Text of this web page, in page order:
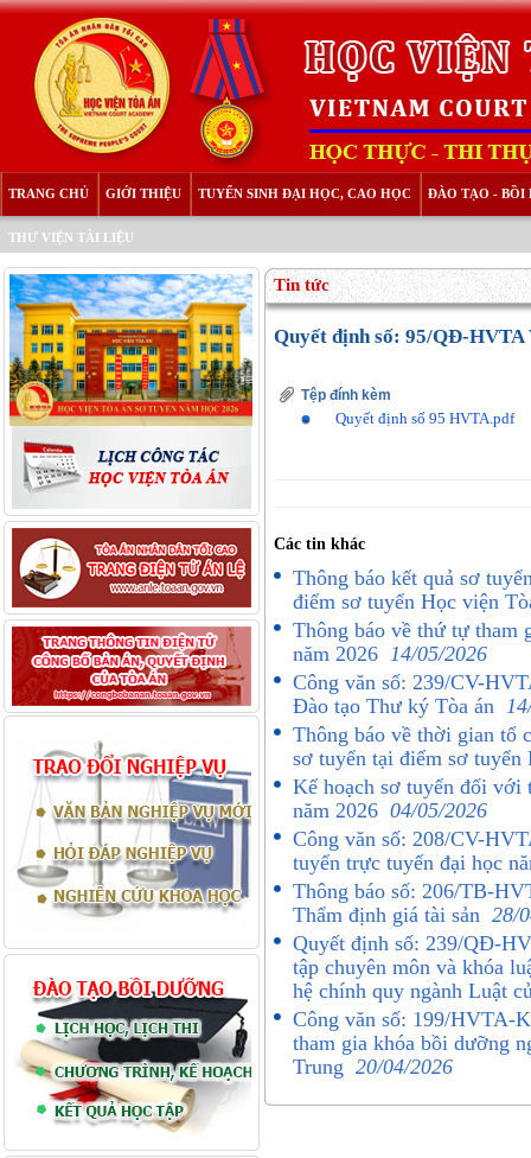
TRANG CHỦ GIỚI THIỆU TUYỂN SINH ĐẠI HỌC, CAO HỌC ĐÀO TẠO - BỒI
THƯ VIỆN TÀI LIỆU
Tin tức
Quyết định số: 95/QĐ-
Tệp đính kèm
Quyết định số 95 HVTA.pdf
Các tin khác
Thông báo kết quả sơ
điểm sơ tuyển Học viện
Thông báo về thứ tự tham
năm 2026 14/05/2026
Công văn số: 239/CV-
Đào tạo Thư ký Tòa án
Thông báo về thời gian tổ
sơ tuyển tại điểm sơ
Kế hoạch sơ tuyển đối với
năm 2026 04/05/2026
Công văn số: 208/CV-
tuyển trực tuyến đại học
Thông báo số: 206/TB-
Thẩm định giá tài sản 28/
Quyết định số: 239/QĐ-
tập chuyên môn và khóa
hệ chính quy ngành Luật
Công văn số: 199/HVTA-
tham gia khóa bồi dưỡng
Trung 20/04/2026